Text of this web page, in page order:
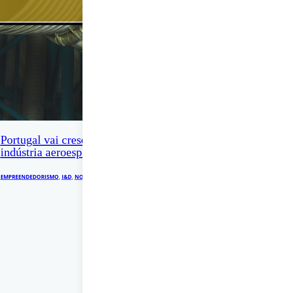
Portugal vai crescer na
indústria aeroespacial
EMPREENDEDORISMO, I&D, NOTICIAS